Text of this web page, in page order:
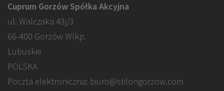
Cuprum Gorzów Spółka Akcyjna
ul. Walczaka 43j/3
66-400 Gorzów Wlkp.
Lubuskie
POLSKA
Poczta elektroniczna: biuro@stilongorzow.com